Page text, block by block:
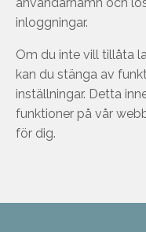
inloggningar.
Om du inte vill tillåta
kan du stänga av
inställningar. Detta
funktioner på vår
för dig.